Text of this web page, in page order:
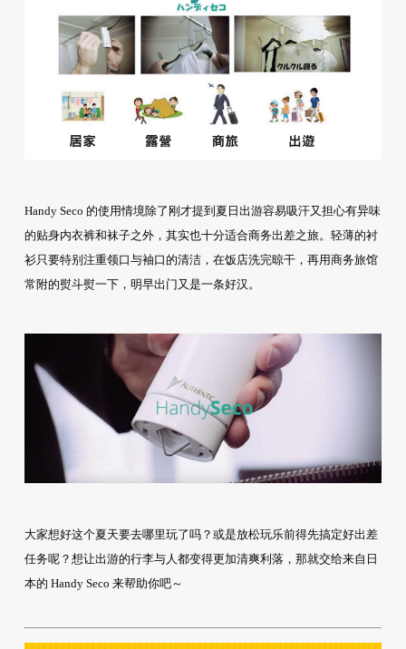
Handy Seco 的使用情境除了刚才提到夏日出游容易吸汗又担心有异味
的贴身内衣裤和袜子之外，其实也十分适合商务出差之旅。轻薄的衬
衫只要特别注重领口与袖口的清洁，在饭店洗完晾干，再用商务旅馆
常附的熨斗熨一下，明早出门又是一条好汉。
大家想好这个夏天要去哪里玩了吗？或是放松玩乐前得先搞定好出差
任务呢？想让出游的行李与人都变得更加清爽利落，那就交给来自日
本的 Handy Seco 来帮助你吧～